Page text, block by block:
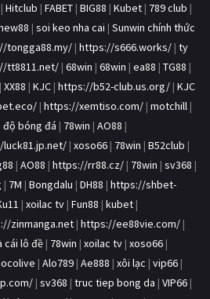
| Hitclub | FABET | BIG88 | Kubet | 789 club |
| soi keo nha cai | Sunwin chính thức
tongga88.my/ | https://s666.works/ | ty
tt8811.net/ | 68win | 68win | ea88 | TG88 |
| XX88 | KJC | https://b52-club.us.org/ | KJC
| https://xemtiso.com/ | motchill |
độ bóng đá | 78win | AO88 |
| xoso66 | 78win | B52club |
| AO88 | https://rr88.cz/ | 78win | sv368 |
| 7M | Bongdalu | DH88 | https://shbet-
| xoilac tv | Fun88 | kubet |
zinmanga.net | https://ee88vie.com/ |
cái lô đề | 78win | xoilac tv | xoso66 |
| Alo789 | Ae888 | xôi lạc | vip66 |
| sv368 | truc tiep bong da | VIP66 |